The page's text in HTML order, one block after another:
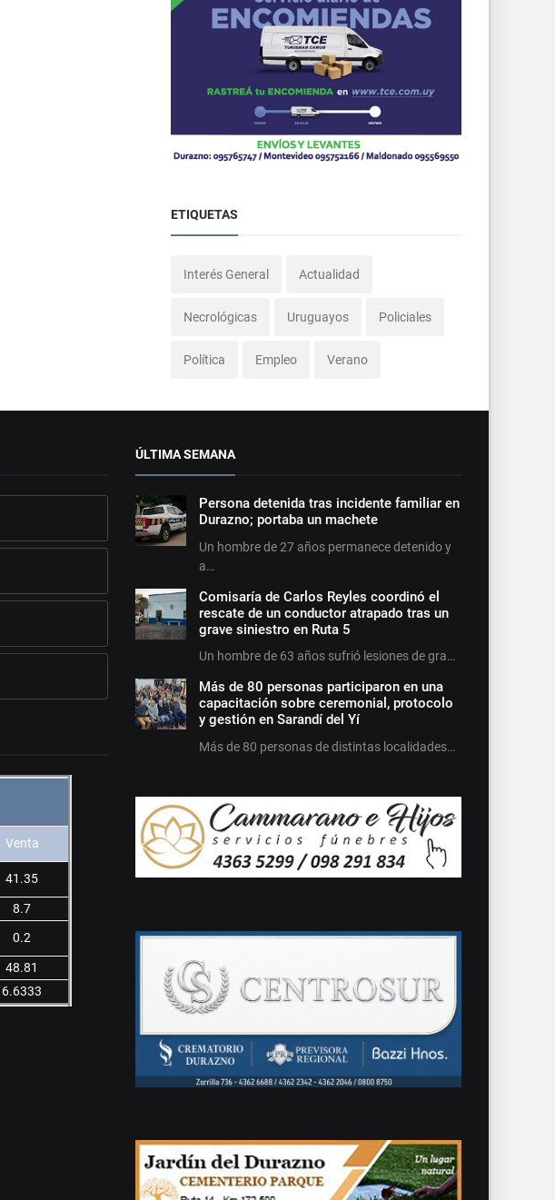
ETIQUETAS
Interés General Actualidad
Necrológicas Uruguayos Policiales
Política Empleo Verano
Venta
41.35
8.7
0.2
48.81
6.6333
ÚLTIMA SEMANA
Persona detenida tras incidente familiar en
Durazno; portaba un machete
Un hombre de 27 años permanece detenido y
a…
Comisaría de Carlos Reyles coordinó el
rescate de un conductor atrapado tras un
grave siniestro en Ruta 5
Un hombre de 63 años sufrió lesiones de gra…
Más de 80 personas participaron en una
capacitación sobre ceremonial, protocolo
y gestión en Sarandí del Yí
Más de 80 personas de distintas localidades…